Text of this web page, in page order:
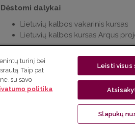
Dėstomi dalykai
Lietuvių kalbos vakarinis kursas
Lietuvių kalbos kursas Arqus
studijų katedra | Universiteto g. 5, LT-
turinį bei
Taip pat
su savo
politika
Leisti visus
Slapukų